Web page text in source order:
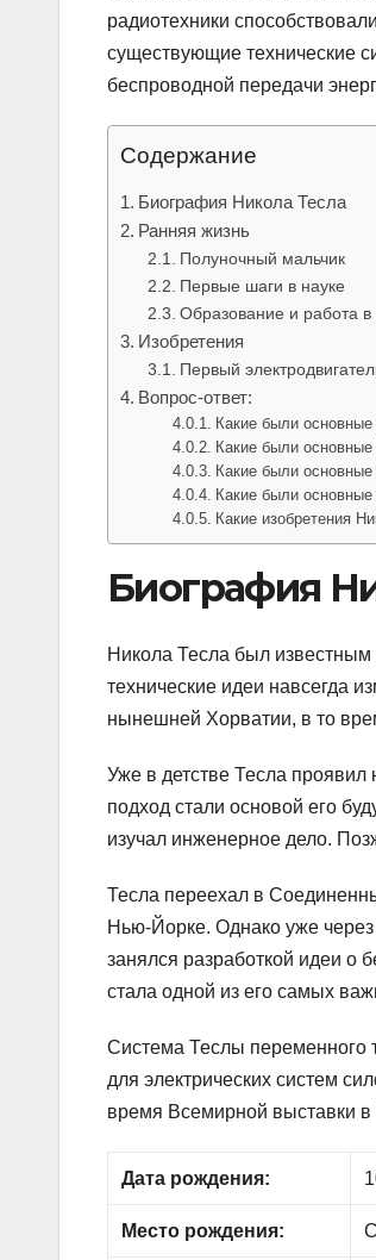
радиотехники
существующие технические
беспроводной передачи
Содержание
Биография Никола Тесла
Ранняя жизнь
Полуночный мальчик
Первые шаги в науке
Образование и работа в
Изобретения
Первый
Вопрос-ответ:
Какие были
Какие были
Какие были
Какие были
Какие изобретения
Биография
Никола Тесла был
технические идеи навсегда
нынешней Хорватии, в то
Уже в детстве Тесла проявил
подход стали основой его
изучал инженерное дело.
Тесла переехал в
Нью-Йорке. Однако уже
занялся разработкой идеи о
стала одной из его самых
Система Теслы переменного
для электрических систем
время Всемирной выставки в
Дата рождения:
Место рождения: